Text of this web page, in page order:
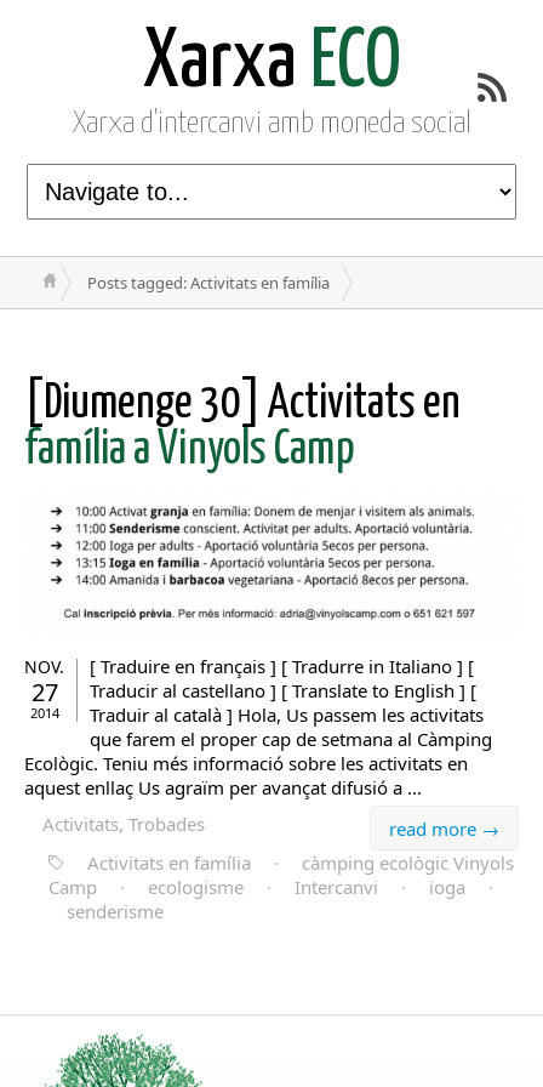
Xarxa ECO
Xarxa d'intercanvi amb moneda social
Posts tagged: Activitats en família
[Diumenge 30] Activitats en
família a Vinyols Camp
NOV.
27
2014
[ Traduire en français ] [ Tradurre in Italiano ] [
Traducir al castellano ] [ Translate to English ] [
Traduir al català ] Hola, Us passem les activitats
que farem el proper cap de setmana al Càmping
Ecològic. Teniu més informació sobre les activitats en
aquest enllaç Us agraïm per avançat difusió a ...
read more →
Activitats, Trobades
Activitats en família
·
càmping ecològic Vinyols
Camp
· ecologisme · Intercanvi · ioga
·
senderisme